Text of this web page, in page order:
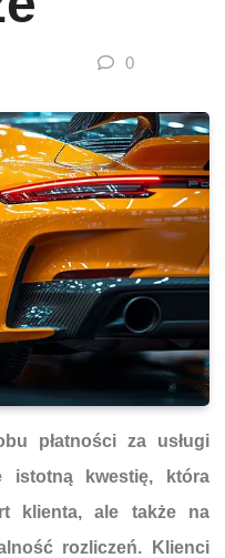
0
płatności za usługi
istotną kwestię, która
klienta, ale także na
rozliczeń. Klienci